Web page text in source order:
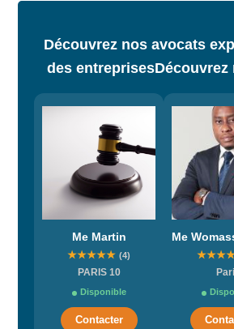
Découvrez nos avocats
des entreprisesDécouvrez
Me Martin
★★★★★ (4)
PARIS 10
Disponible
Contacter
★★★